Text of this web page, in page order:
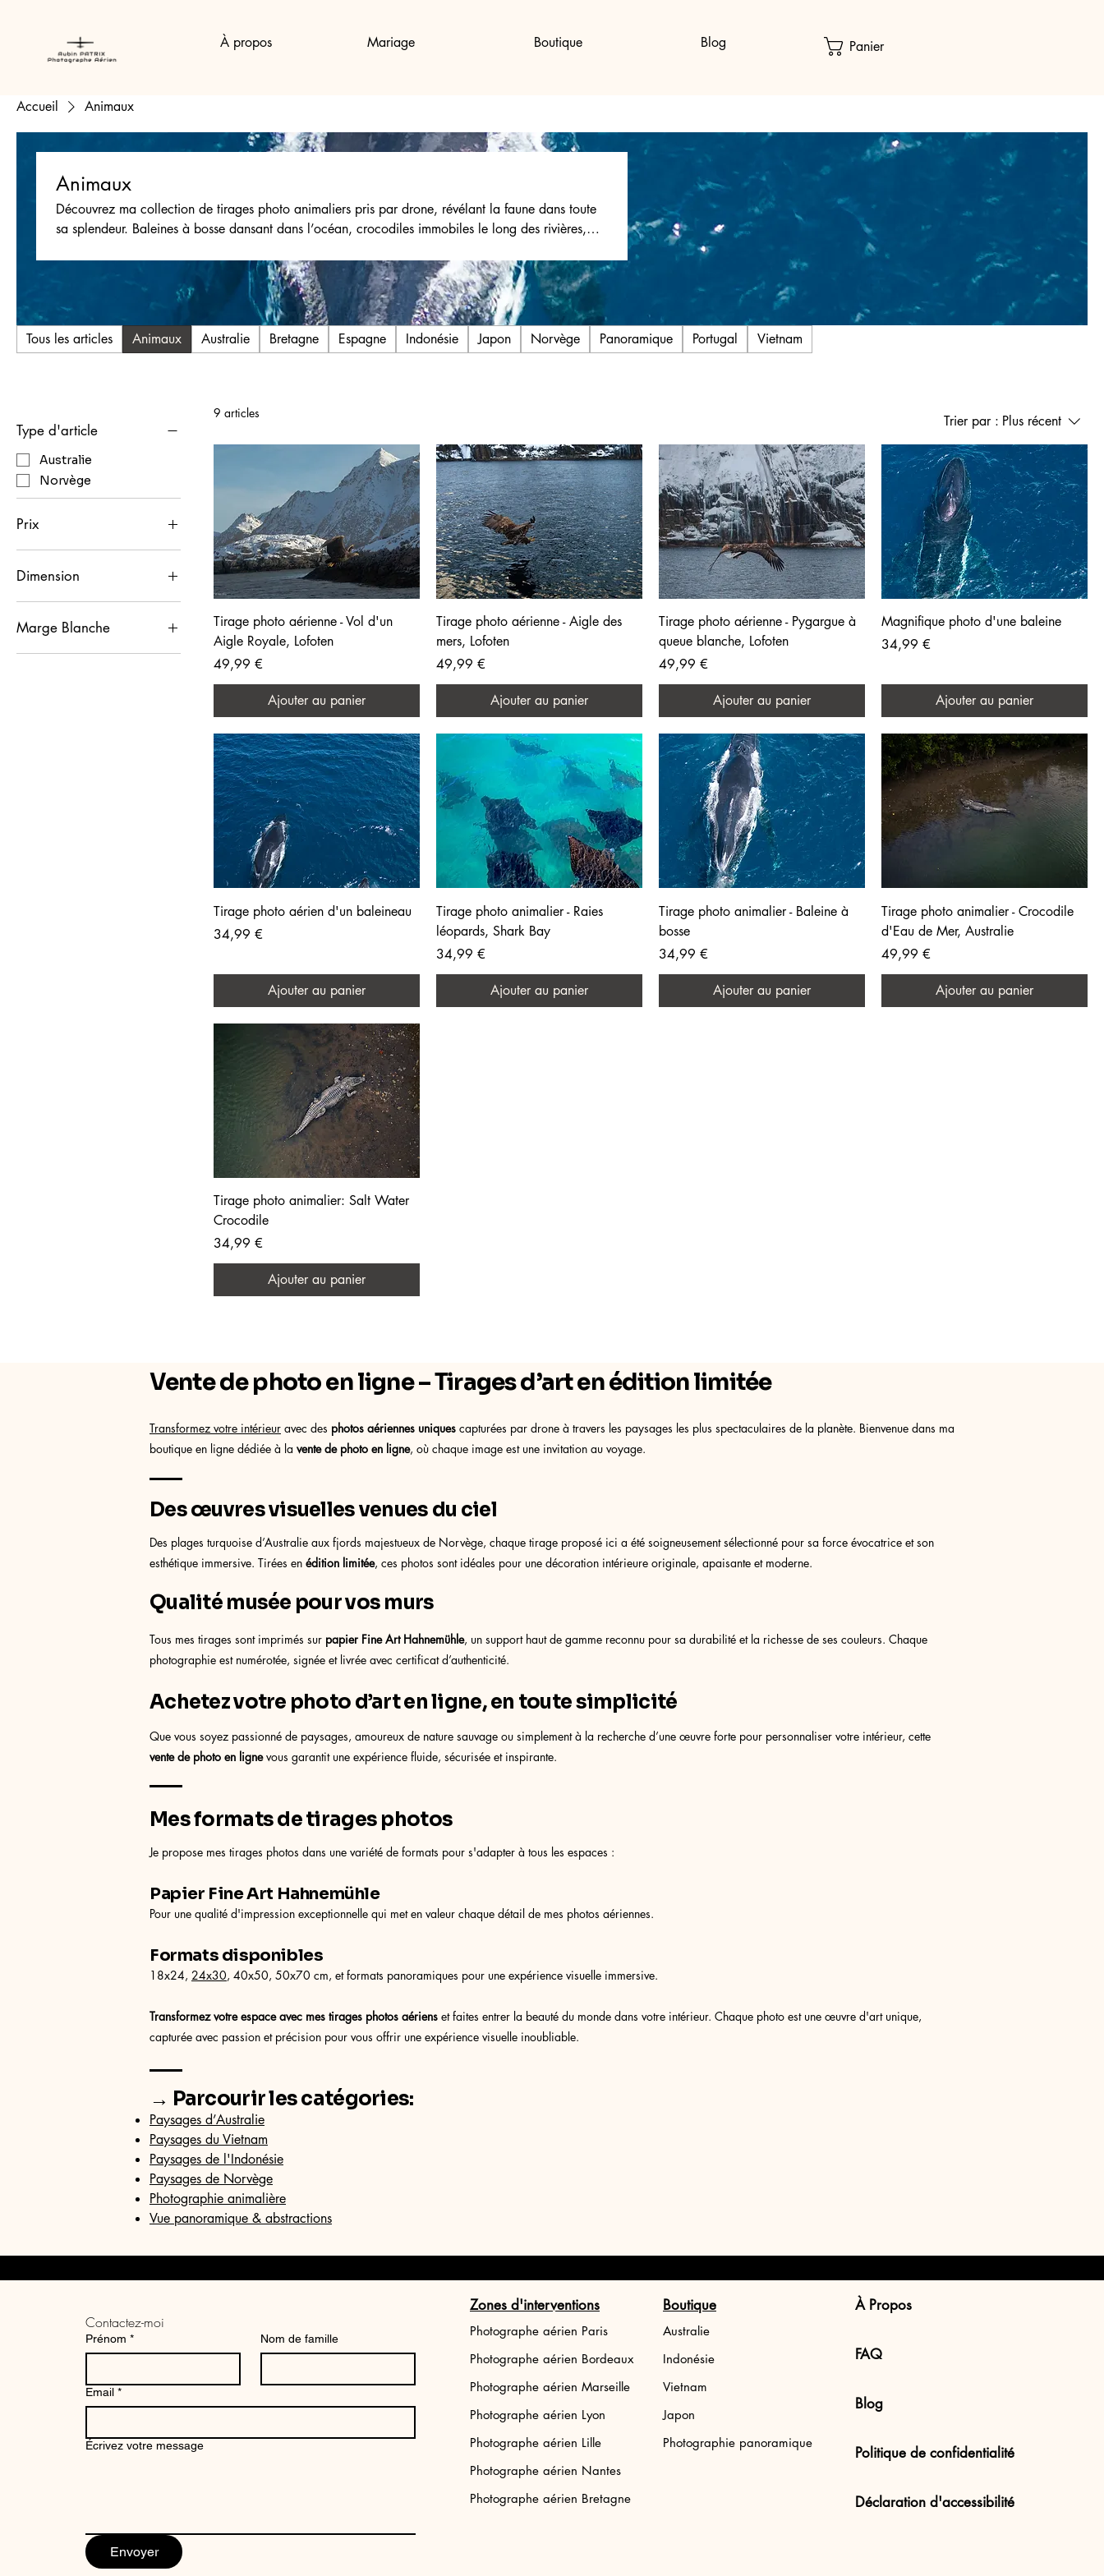
À propos Mariage Boutique Blog Panier
Accueil Animaux
Animaux
Découvrez ma collection de tirages photo animaliers pris par drone, révélant la faune dans toute
sa splendeur. Baleines à bosse dansant dans l’océan, crocodiles immobiles le long des rivières,
sauvage et l’harmonie de la nature. Imprimés sur papier Fine Art Hahnemühle et disponibles en
plusieurs formats, ces tirages sublimeront votre intérieur avec une touche de nature et d’aventure.
Offrez-vous une fenêtre ouverte sur la vie animale et laissez-vous transporter par la magie de la
faune.
Tous les articles Animaux Australie Bretagne Espagne Indonésie Japon Norvège Panoramique Portugal Vietnam
Type d'article
Australie
Norvège
Prix
34 € 50 €
Dimension
100x140cm
105x70
Marge Blanche
Non
9 articles Trier par : Plus récent
Tirage photo aérienne - Vol d'un
Aigle Royale, Lofoten
Prix
49,99 €
Ajouter au panier
Tirage photo aérienne - Aigle des
mers, Lofoten
Prix
49,99 €
Ajouter au panier
Tirage photo aérienne - Pygargue à
queue blanche, Lofoten
Prix
49,99 €
Ajouter au panier
Magnifique photo d'une baleine
Prix
34,99 €
Ajouter au panier
Tirage photo aérien d'un baleineau
Prix
34,99 €
Ajouter au panier
Tirage photo animalier - Raies
léopards, Shark Bay
Prix
34,99 €
Ajouter au panier
Tirage photo animalier - Baleine à
bosse
Prix
34,99 €
Ajouter au panier
Tirage photo animalier - Crocodile
d'Eau de Mer, Australie
Prix
49,99 €
Ajouter au panier
Tirage photo animalier: Salt Water
Crocodile
Prix
34,99 €
Ajouter au panier
Vente de photo en ligne – Tirages d’art en édition limitée
Transformez votre intérieur avec des photos aériennes uniques capturées par drone à travers les paysages les plus spectaculaires de la planète. Bienvenue dans ma
boutique en ligne dédiée à la vente de photo en ligne, où chaque image est une invitation au voyage.
Des œuvres visuelles venues du ciel
Des plages turquoise d’Australie aux fjords majestueux de Norvège, chaque tirage proposé ici a été soigneusement sélectionné pour sa force évocatrice et son
esthétique immersive. Tirées en édition limitée, ces photos sont idéales pour une décoration intérieure originale, apaisante et moderne.
Qualité musée pour vos murs
Tous mes tirages sont imprimés sur papier Fine Art Hahnemühle, un support haut de gamme reconnu pour sa durabilité et la richesse de ses couleurs. Chaque
photographie est numérotée, signée et livrée avec certificat d’authenticité.
Que vous soyez passionné de paysages, amoureux de nature sauvage ou simplement à la recherche d’une œuvre forte pour personnaliser votre intérieur, cette
vente de photo en lignevous garantit une expérience fluide, sécurisée et inspirante.
Achetez votre photo d’art en ligne, en toute simplicité
Mes formats de tirages photos
Je propose mes tirages photos dans une variété de formats pour s'adapter à tous les espaces :
Papier Fine Art Hahnemühle
Pour une qualité d'impression exceptionnelle qui met en valeur chaque détail de mes photos aériennes.
Formats disponibles
18x24, 24x30, 40x50, 50x70 cm, et formats panoramiques pour une expérience visuelle immersive.
Transformez votre espace avec mes tirages photos aériens et faites entrer la beauté du monde dans votre intérieur. Chaque photo est une œuvre d'art unique,
capturée avec passion et précision pour vous offrir une expérience visuelle inoubliable.
→ Parcourir les catégories:
Paysages d’Australie
Paysages du Vietnam
Paysages de l'Indonésie
Paysages de Norvège
Photographie animalière
Vue panoramique & abstractions
Contactez-moi
Prénom * Nom de famille
Email *
Écrivez votre message
Envoyer
Boutique
Australie
Indonésie
Vietnam
Japon
Photographie panoramique
À Propos
FAQ
Blog
Politique de confidentialité
Déclaration d'accessibilité
Zones d'interventions
Photographe aérien Paris
Photographe aérien Bordeaux
Photographe aérien Marseille
Photographe aérien Lyon
Photographe aérien Lille
Photographe aérien Nantes
Photographe aérien Bretagne